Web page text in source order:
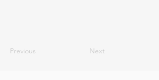
Previous Next